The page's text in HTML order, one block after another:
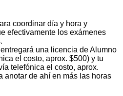
coordinar día y hora y
efectivamente los exámenes
una licencia de Alumno
el costo, aprox. $500) y tu
telefónica el costo, aprox.
anotar de ahí en más las horas